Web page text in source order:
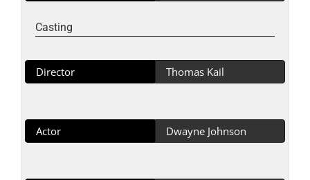
Casting
Director Thomas Kail
Actor Dwayne Johnson